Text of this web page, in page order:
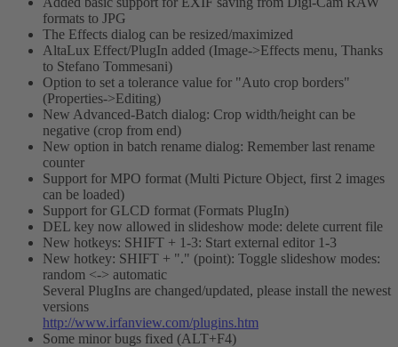
formats to JPG
The Effects dialog can be resized/maximized
AltaLux Effect/PlugIn added (Image->Effects menu, Thanks
to Stefano Tommesani)
Option to set a tolerance value for "Auto crop borders"
(Properties->Editing)
New Advanced-Batch dialog: Crop width/height can be
negative (crop from end)
New option in batch rename dialog: Remember last rename
counter
Support for MPO format (Multi Picture Object, first 2 images
can be loaded)
Support for GLCD format (Formats PlugIn)
DEL key now allowed in slideshow mode: delete current file
New hotkeys: SHIFT + 1-3: Start external editor 1-3
New hotkey: SHIFT + "." (point): Toggle slideshow modes:
random <-> automatic
Several PlugIns are changed/updated, please install the newest
versions
http://www.irfanview.com/plugins.htm
Some minor bugs fixed (ALT+F4)